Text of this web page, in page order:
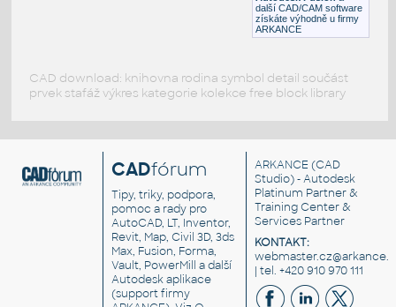
další CAD/CAM software
získáte výhodně u firmy
ARKANCE
CAD download: knihovna rodina symbol detail součást
prvek stafáž výkres kategorie kolekce free block library
CADfórum
Tipy, triky, podpora,
pomoc a rady pro
AutoCAD, LT, Inventor,
Revit, Map, Civil 3D, 3ds
Max, Fusion, Forma,
Vault, PowerMill a další
Autodesk aplikace
(support firmy
ARKANCE (CAD
Studio) - Autodesk
Platinum Partner &
Training Center &
Services Partner
KONTAKT:
| tel. +420 910 970 111